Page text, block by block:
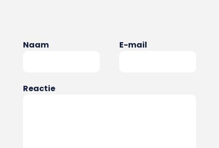
Naam E-mail
Reactie